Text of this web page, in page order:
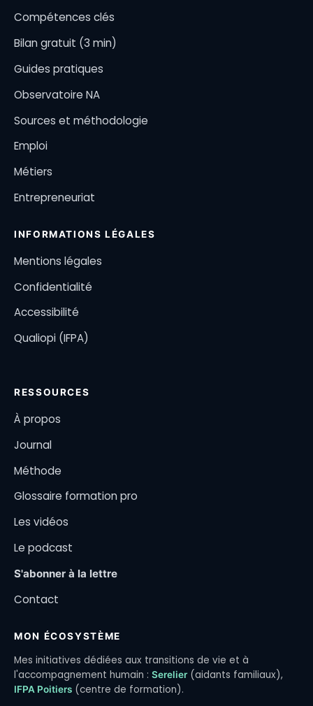
Compétences clés
Bilan gratuit (3 min)
Guides pratiques
Observatoire NA
Sources et méthodologie
Emploi
Métiers
Entrepreneuriat
INFORMATIONS LÉGALES
Mentions légales
Confidentialité
Accessibilité
Qualiopi (IFPA)
RESSOURCES
À propos
Journal
Méthode
Glossaire formation pro
Les vidéos
Le podcast
S'abonner à la lettre
Contact
MON ÉCOSYSTÈME
Mes initiatives dédiées aux transitions de vie et à
l'accompagnement humain : Serelier (aidants familiaux),
IFPA Poitiers (centre de formation).